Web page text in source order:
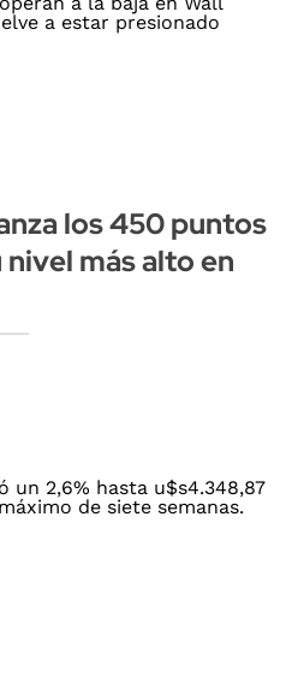
los 450 puntos
más alto en